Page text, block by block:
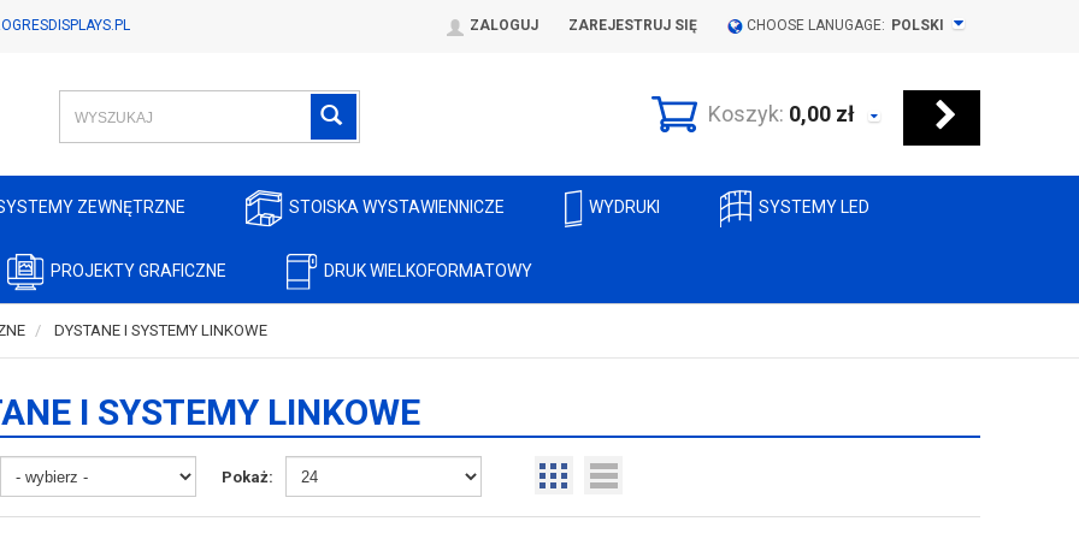
ZALOGUJ ZAREJESTRUJ SIĘ CHOOSE LANUGAGE: POLSKI
Koszyk: 0,00 zł
ZEWNĘTRZNE STOISKA WYSTAWIENNICZE WYDRUKI SYSTEMY LED
PROJEKTY GRAFICZNE DRUK WIELKOFORMATOWY
DYSTANE I SYSTEMY LINKOWE
I SYSTEMY LINKOWE
Pokaż: